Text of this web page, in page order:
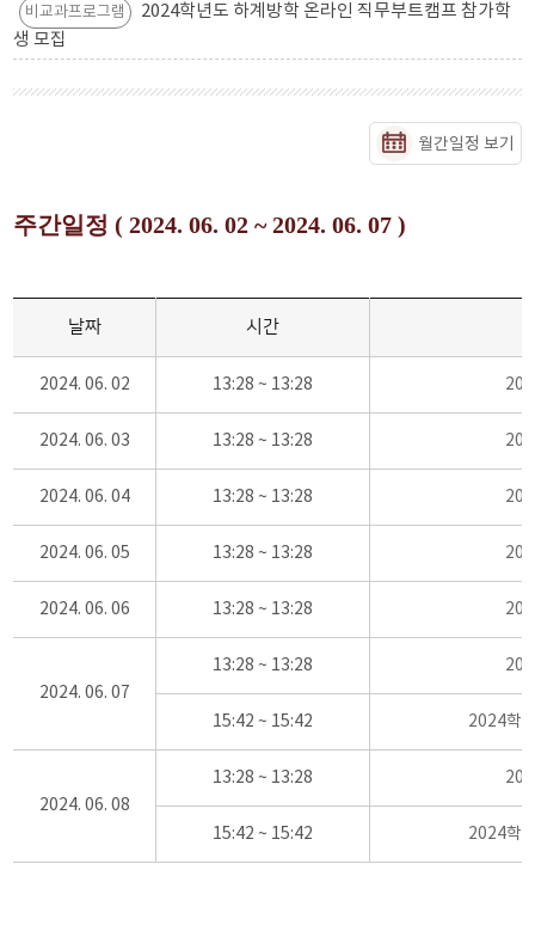
비교과프로그램
2024학년도 하계방학 온라인 직무부트캠프 참가학
생 모집
월간일정 보기
주간일정 ( 2024. 06. 02 ~ 2024. 06. 07 )
날짜 시간
2024. 06. 02 13:28 ~ 13:28
2024. 06. 03 13:28 ~ 13:28
2024. 06. 04 13:28 ~ 13:28
2024. 06. 05 13:28 ~ 13:28
2024. 06. 06 13:28 ~ 13:28
2024. 06. 07
13:28 ~ 13:28
15:42 ~ 15:42 2024학
2024. 06. 08
13:28 ~ 13:28
15:42 ~ 15:42 2024학